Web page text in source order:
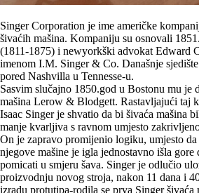
Singer Corporation je ime američke
šivaćih mašina. Kompaniju su osnovali
(1811-1875) i newyorkški advokat Edward
imenom I.M. Singer & Co. Današnje
pored Nashvilla u Tennesse-u.
Sasvim slučajno 1850.god u Bostonu mu je
mašina Lerow & Blodgett. Rastavljajući taj
Isaac Singer je shvatio da bi šivaća mašina
manje kvarljiva s ravnom umjesto
On je zapravo promijenio logiku, umjesto
njegove mašine je igla jednostavno išla
pomicati u smjeru šava. Singer je odlučio
proizvodnju novog stroja, nakon 11 dana i
izradu protutipa-rodila se prva Singer šivaća